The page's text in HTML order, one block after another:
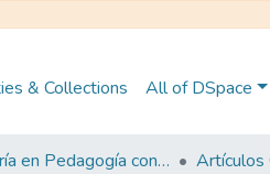
& Collections All of DSpace
Maestría en Pedagogía con Mención en Formación Técnica y Profesional Artículos